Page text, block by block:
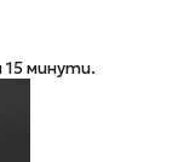
15 минути.